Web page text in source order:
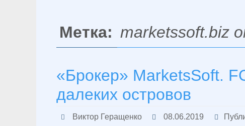
Метка: marketssoft.biz
«Брокер» MarketsSoft.
далеких островов
Виктор Геращенко 08.06.2019